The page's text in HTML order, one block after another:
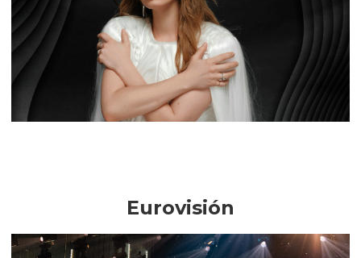
Eurovisión